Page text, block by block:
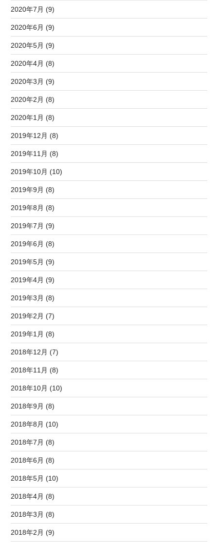
2020年7月 (9)
2020年6月 (9)
2020年5月 (9)
2020年4月 (8)
2020年3月 (9)
2020年2月 (8)
2020年1月 (8)
2019年12月 (8)
2019年11月 (8)
2019年10月 (10)
2019年9月 (8)
2019年8月 (8)
2019年7月 (9)
2019年6月 (8)
2019年5月 (9)
2019年4月 (9)
2019年3月 (8)
2019年2月 (7)
2019年1月 (8)
2018年12月 (7)
2018年11月 (8)
2018年10月 (10)
2018年9月 (8)
2018年8月 (10)
2018年7月 (8)
2018年6月 (8)
2018年5月 (10)
2018年4月 (8)
2018年3月 (8)
2018年2月 (9)